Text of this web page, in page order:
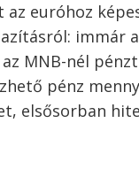
euróhoz
immár
MNB-nél
pénz
elsősorban